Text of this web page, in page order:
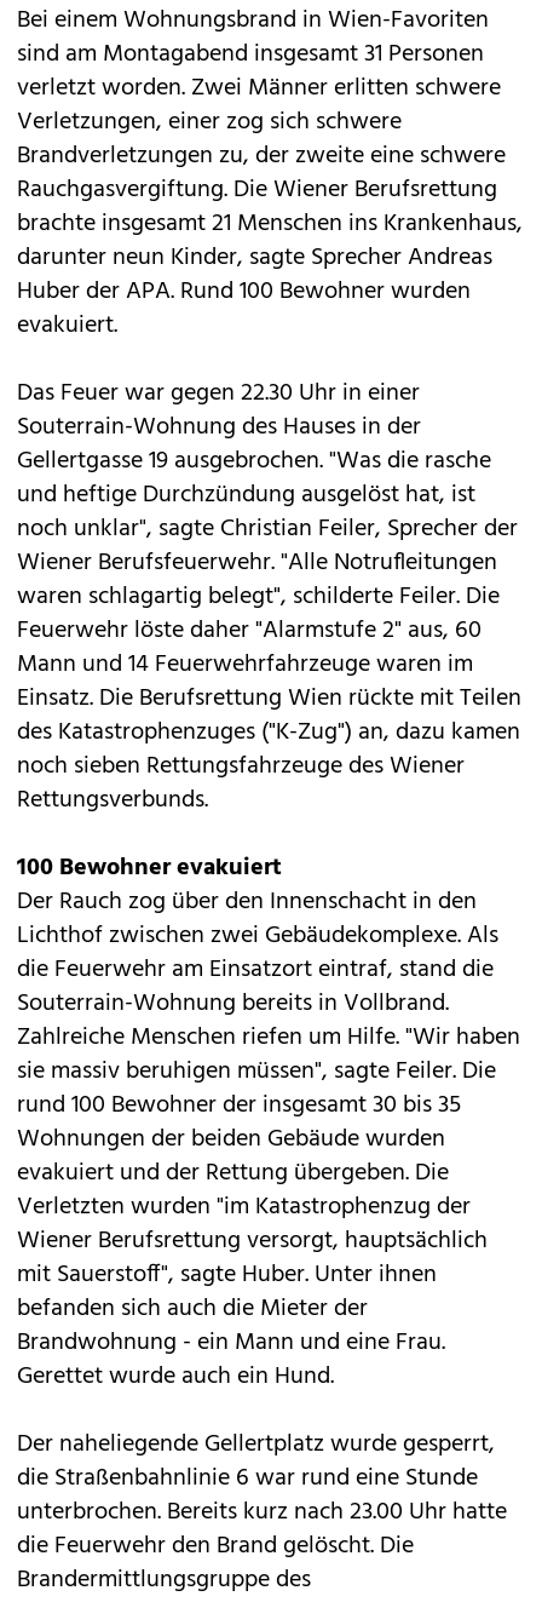
Bei einem Wohnungsbrand in Wien-Favoriten
sind am Montagabend insgesamt 31 Personen
verletzt worden. Zwei Männer erlitten schwere
Verletzungen, einer zog sich schwere
Brandverletzungen zu, der zweite eine schwere
Rauchgasvergiftung. Die Wiener Berufsrettung
brachte insgesamt 21 Menschen ins Krankenhaus,
darunter neun Kinder, sagte Sprecher Andreas
Huber der APA. Rund 100 Bewohner wurden
evakuiert.
Das Feuer war gegen 22.30 Uhr in einer
Souterrain-Wohnung des Hauses in der
Gellertgasse 19 ausgebrochen. "Was die rasche
und heftige Durchzündung ausgelöst hat, ist
noch unklar", sagte Christian Feiler, Sprecher der
Wiener Berufsfeuerwehr. "Alle Notrufleitungen
waren schlagartig belegt", schilderte Feiler. Die
Feuerwehr löste daher "Alarmstufe 2" aus, 60
Mann und 14 Feuerwehrfahrzeuge waren im
Einsatz. Die Berufsrettung Wien rückte mit Teilen
des Katastrophenzuges ("K-Zug") an, dazu kamen
noch sieben Rettungsfahrzeuge des Wiener
Rettungsverbunds.
100 Bewohner evakuiert
Der Rauch zog über den Innenschacht in den
Lichthof zwischen zwei Gebäudekomplexe. Als
die Feuerwehr am Einsatzort eintraf, stand die
Souterrain-Wohnung bereits in Vollbrand.
Zahlreiche Menschen riefen um Hilfe. "Wir haben
sie massiv beruhigen müssen", sagte Feiler. Die
rund 100 Bewohner der insgesamt 30 bis 35
Wohnungen der beiden Gebäude wurden
evakuiert und der Rettung übergeben. Die
Verletzten wurden "im Katastrophenzug der
Wiener Berufsrettung versorgt, hauptsächlich
mit Sauerstoff", sagte Huber. Unter ihnen
befanden sich auch die Mieter der
Brandwohnung - ein Mann und eine Frau.
Gerettet wurde auch ein Hund.
Der naheliegende Gellertplatz wurde gesperrt,
die Straßenbahnlinie 6 war rund eine Stunde
unterbrochen. Bereits kurz nach 23.00 Uhr hatte
die Feuerwehr den Brand gelöscht. Die
Brandermittlungsgruppe des